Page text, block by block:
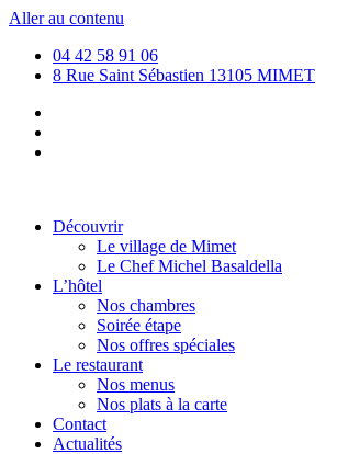
Aller au contenu
04 42 58 91 06
8 Rue Saint Sébastien 13105 MIMET
Découvrir
Le village de Mimet
Le Chef Michel Basaldella
L’hôtel
Nos chambres
Soirée étape
Nos offres spéciales
Le restaurant
Nos menus
Nos plats à la carte
Contact
Actualités